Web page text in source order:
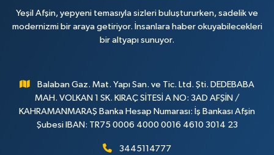
Yeşil Afşin, yepyeni temasıyla sizleri buluştururken, sadelik ve
modernizmi bir araya getiriyor. İnsanlara haber okuyabilecekleri
bir altyapı sunuyor.
Balaban Gaz. Mat. Yapı San. ve Tic. Ltd. Şti. DEDEBABA
MAH. VOLKAN 1 SK. KIRAÇ SİTESİ A NO: 3AD AFŞİN /
KAHRAMANMARAŞ Banka Hesap Numarası: İş Bankası Afşin
Şubesi IBAN: TR75 0006 4000 0016 4610 3014 23
3445114777